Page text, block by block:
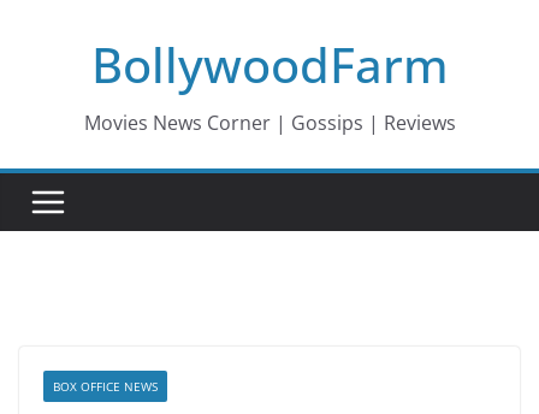
BollywoodFarm
Movies News Corner | Gossips | Reviews
BOX OFFICE NEWS